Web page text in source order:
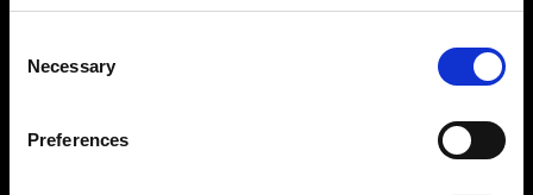
Selection
Necessary
Preferences
Trova il tuo negozio Ripani
Rispondiamo a tutte le tue